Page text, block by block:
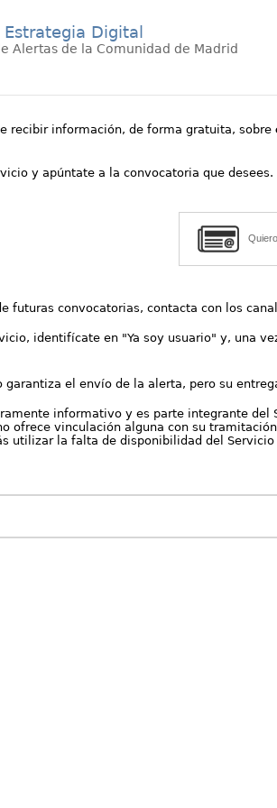
Estrategia Digital
Alertas de la Comunidad de Madrid
recibir información, de forma gratuita, sobre
y apúntate a la convocatoria que desees.
futuras convocatorias, contacta con los
identifícate en "Ya soy usuario" y, una
garantiza el envío de la alerta, pero su
informativo y es parte integrante
ofrece vinculación alguna con su
utilizar la falta de disponibilidad del